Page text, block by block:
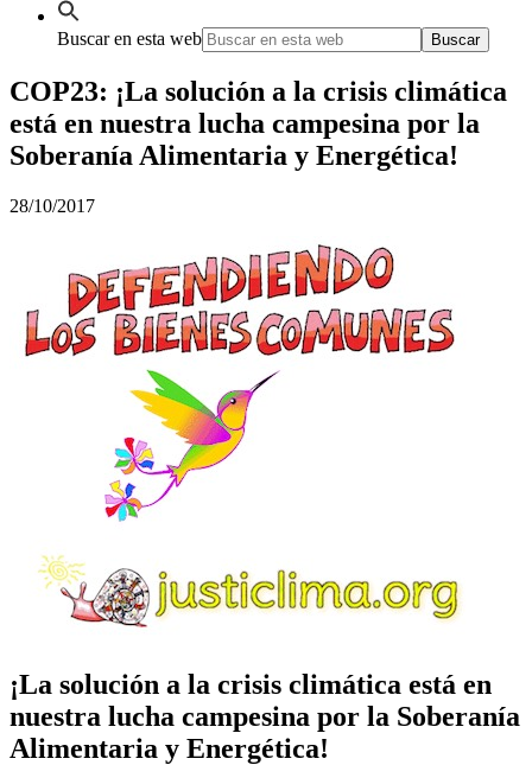
Buscar en esta web
COP23: ¡La solución a la crisis climática
está en nuestra lucha campesina por la
Soberanía Alimentaria y Energética!
28/10/2017
¡La solución a la crisis climática está en
nuestra lucha campesina por la Soberanía
Alimentaria y Energética!